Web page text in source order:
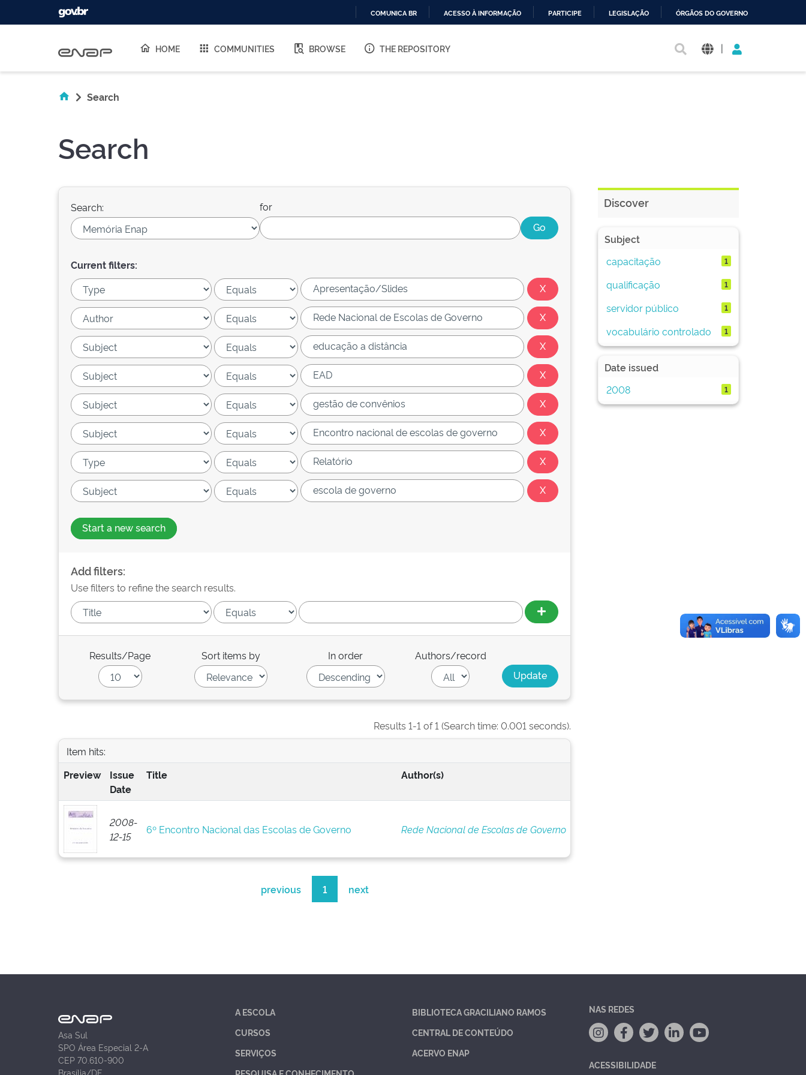
O
COMUNICA BR ACESSO À INFORMAÇÃO PARTICIPE LEGISLAÇÃO ÓRGÃOS DO GOVERNO
HOME COMMUNITIES BROWSE THE REPOSITORY |
Search
Search
Search: for
Current filters:
Start a new search
Add filters:
Use filters to refine the search results.
Results/Page Sort items by In order Authors/record
Results 1-1 of 1 (Search time: 0.001 seconds).
Item hits:
Preview
Issue
Date
Title Author(s)
2008-
12-15
6º Encontro Nacional das Escolas de Governo Rede Nacional de Escolas de Governo
previous 1 next
Discover
Subject
capacitação
1
qualificação 1
servidor público 1
vocabulário controlado 1
Date issued
2008
1
Asa Sul
SPO Área Especial 2-A
CEP 70.610-900
Brasília/DF
A ESCOLA
CURSOS
SERVIÇOS
BIBLIOTECA GRACILIANO RAMOS
CENTRAL DE CONTEÚDO
ACERVO ENAP
NAS REDES
ACESSIBILIDADE